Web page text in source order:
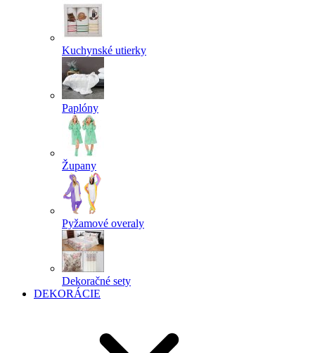
Kuchynské utierky
Paplóny
Župany
Pyžamové overaly
Dekoračné sety
DEKORÁCIE